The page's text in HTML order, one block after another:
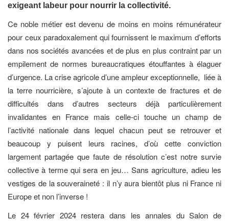
exigeant labeur pour nourrir la collectivité.
Ce noble métier est devenu de moins en moins rémunérateur
pour ceux paradoxalement qui fournissent le maximum d’efforts
dans nos sociétés avancées et de plus en plus contraint par un
empilement de normes bureaucratiques étouffantes à élaguer
d’urgence. La crise agricole d’une ampleur exceptionnelle, liée à
la terre nourricière, s’ajoute à un contexte de fractures et de
difficultés dans d’autres secteurs déjà particulièrement
invalidantes en France mais celle-ci touche un champ de
l’activité nationale dans lequel chacun peut se retrouver et
beaucoup y puisent leurs racines, d’où cette conviction
largement partagée que faute de résolution c’est notre survie
collective à terme qui sera en jeu… Sans agriculture, adieu les
vestiges de la souveraineté : il n’y aura bientôt plus ni France ni
Europe et non l’inverse !
Le 24 février 2024 restera dans les annales du Salon de